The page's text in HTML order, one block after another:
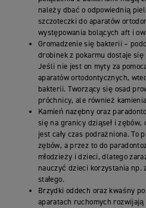
należy dbać o odpowiednią
szczoteczki do aparatów
występowania bolących aft i
Gromadzenie się bakterii –
drobinek z pokarmu dostaje
Jeśli nie jest on myty za
aparatów ortodontycznych,
bakterii. Tworzący się osad
próchnicy, ale również
Kamień nazębny oraz
się na granicy dziąseł i zębów,
jest cały czas podrażniona. To
zębów, a przez to do
młodzieży i dzieci, dlatego
nauczyć dzieci korzystania np.
stałego.
Brzydki oddech oraz kwaśny
aparatach ruchomych